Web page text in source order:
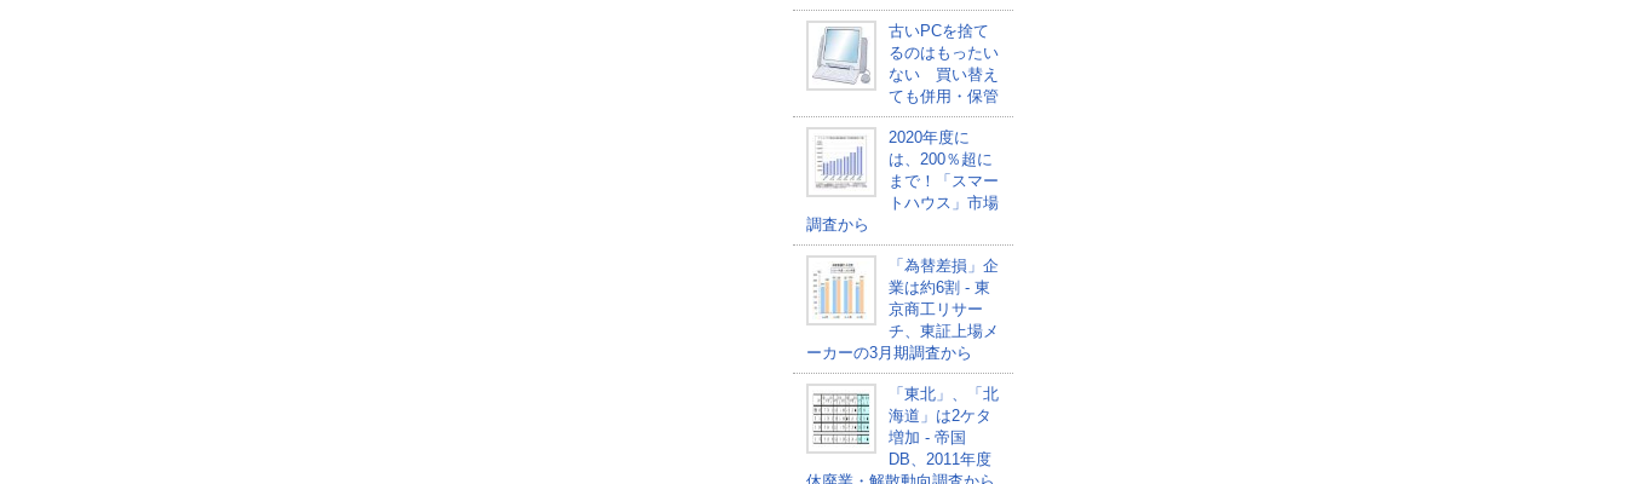
古いPCを捨て
るのはもったい
ない 買い替え
ても併用・保管
2020年度に
は、200％超に
まで！「スマー
トハウス」市場
調査から
「為替差損」企
業は約6割 - 東
京商工リサー
チ、東証上場メ
ーカーの3月期調査から
「東北」、「北
海道」は2ケタ
増加 - 帝国
DB、2011年度